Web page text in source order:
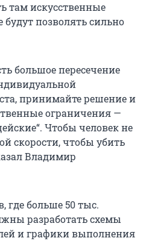
там искусственные
позволять сильно
большое пересечение
принимайте решение и
ограничения —
Чтобы человек не
скорости, чтобы убить
Владимир
где больше 50 тыс.
разработать схемы
и графики выполнения